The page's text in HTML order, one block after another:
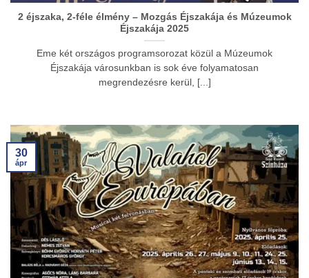
2 éjszaka, 2-féle élmény – Mozgás Éjszakája és Múzeumok
Éjszakája 2025
Eme két országos programsorozat közül a Múzeumok
Éjszakája városunkban is sok éve folyamatosan
megrendezésre kerül, [...]
30
ápr